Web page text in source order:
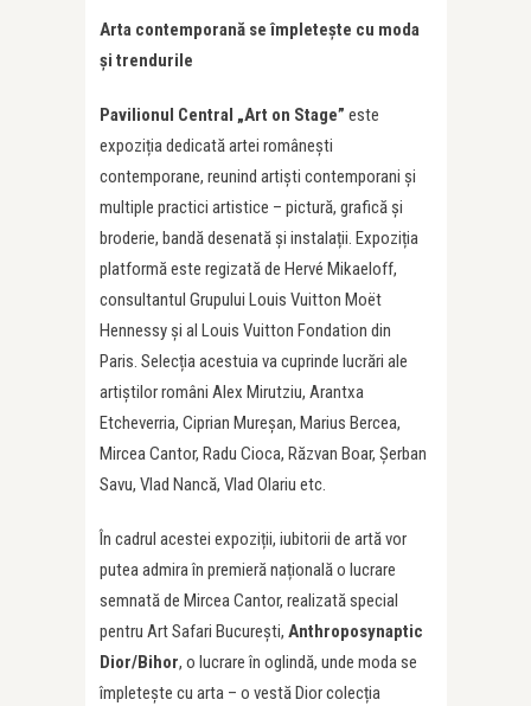
Arta contemporană se împletește cu moda
și trendurile
Pavilionul Central „Art on Stage” este
expoziția dedicată artei românești
contemporane, reunind artiști contemporani și
multiple practici artistice – pictură, grafică și
broderie, bandă desenată și instalații. Expoziția
platformă este regizată de Hervé Mikaeloff,
consultantul Grupului Louis Vuitton Moët
Hennessy și al Louis Vuitton Fondation din
Paris. Selecția acestuia va cuprinde lucrări ale
artiștilor români Alex Mirutziu, Arantxa
Etcheverria, Ciprian Mureșan, Marius Bercea,
Mircea Cantor, Radu Cioca, Răzvan Boar, Șerban
Savu, Vlad Nancă, Vlad Olariu etc.
În cadrul acestei expoziții, iubitorii de artă vor
putea admira în premieră națională o lucrare
semnată de Mircea Cantor, realizată special
pentru Art Safari București, Anthroposynaptic
Dior/Bihor, o lucrare în oglindă, unde moda se
împletește cu arta – o vestă Dior colecția